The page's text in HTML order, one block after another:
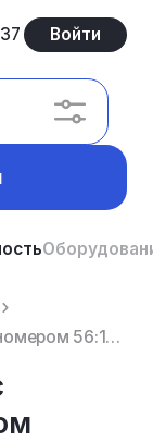
Войти
Земельный участок с кадастровым номером 56:13:1101001:417, вид разрешенного использования: личное по...